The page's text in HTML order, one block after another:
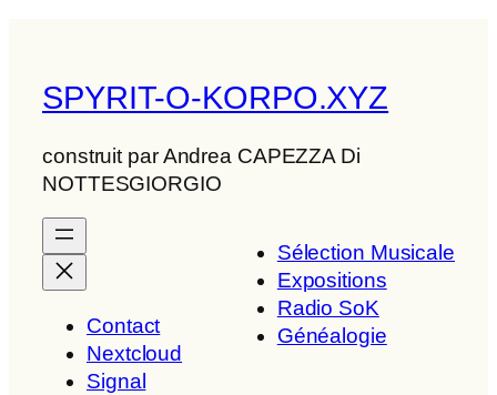
SPYRIT-O-KORPO.XYZ
construit par Andrea CAPEZZA Di
NOTTESGIORGIO
Contact
Nextcloud
Signal
Sélection Musicale
Expositions
Radio SoK
Généalogie